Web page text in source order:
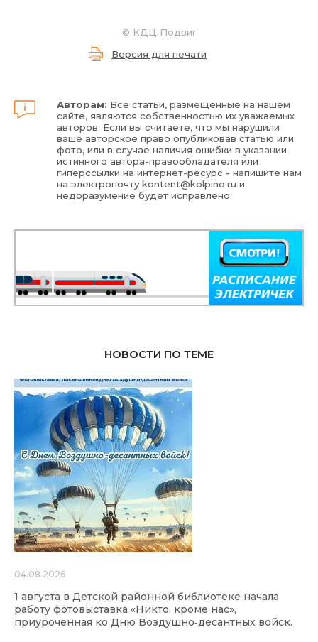
© КДЦ Подвиг
Версия для печати
Авторам: Все статьи, размещенные на нашем
сайте, являются собственностью их уважаемых
авторов. Если вы считаете, что мы нарушили
ваше авторское право опубликовав статью или
фото, или в случае наличия ошибки в указании
истинного автора-правообладателя или
гиперссылки на интернет-ресурс - напишите нам
на электропочтуkontent@kolpino.ru и
недоразумение будет исправлено.
НОВОСТИ ПО ТЕМЕ
04.08.2026
1 августа в Детской районной библиотеке начала
работу фотовыставка «Никто, кроме нас»,
приуроченная ко Дню Воздушно‑десантных войск.